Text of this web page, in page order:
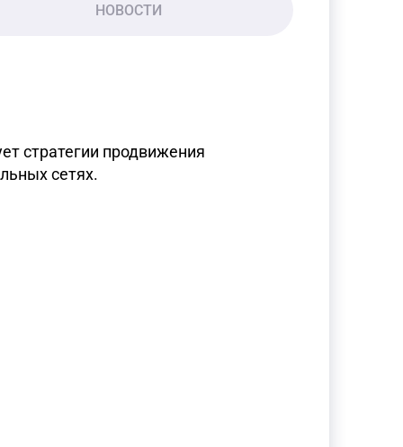
НОВОСТИ
стратегии продвижения
сетях.